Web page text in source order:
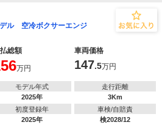
ル 空冷ボクサーエンジ
総額
車両価格
万円 147.5万円
モデル年式
2025年
走行距離
3Km
初度登録年
2025年
車検/自賠責
検2028/12